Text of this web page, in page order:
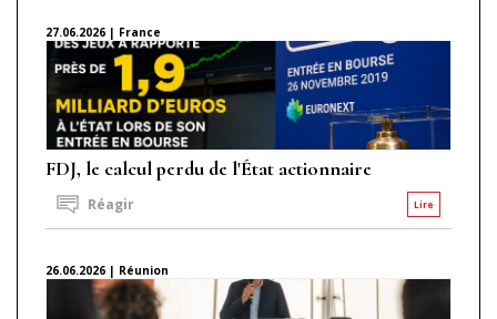
27.06.2026 | France
FDJ, le calcul perdu de l'État actionnaire
Lire
Réagir
26.06.2026 | Réunion